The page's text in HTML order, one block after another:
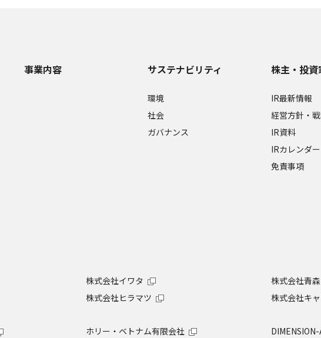
事業内容 サステナビリティ
環境
社会
ガバナンス
株主・投資
IR最新情報
経営方針・
IR資料
IRカレンダー
免責事項
株式会社イワタ
株式会社ヒラマツ
ホリー・ベトナム有限会社
株式会社青
株式会社キ